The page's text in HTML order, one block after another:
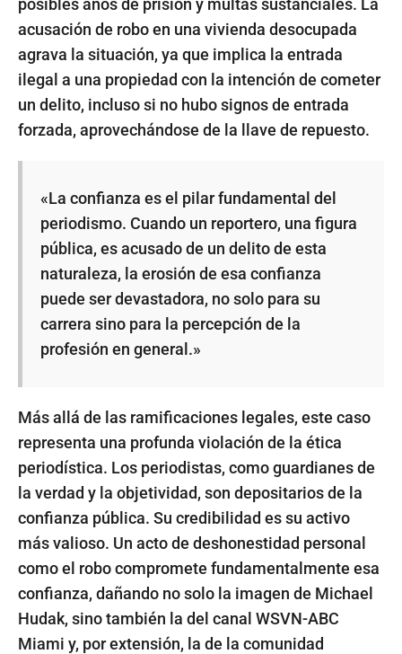
posibles años de prisión y multas sustanciales. La
acusación de robo en una vivienda desocupada
agrava la situación, ya que implica la entrada
ilegal a una propiedad con la intención de cometer
un delito, incluso si no hubo signos de entrada
forzada, aprovechándose de la llave de repuesto.
«La confianza es el pilar fundamental del
periodismo. Cuando un reportero, una figura
pública, es acusado de un delito de esta
naturaleza, la erosión de esa confianza
puede ser devastadora, no solo para su
carrera sino para la percepción de la
profesión en general.»
Más allá de las ramificaciones legales, este caso
representa una profunda violación de la ética
periodística. Los periodistas, como guardianes de
la verdad y la objetividad, son depositarios de la
confianza pública. Su credibilidad es su activo
más valioso. Un acto de deshonestidad personal
como el robo compromete fundamentalmente esa
confianza, dañando no solo la imagen de Michael
Hudak, sino también la del canal WSVN-ABC
Miami y, por extensión, la de la comunidad